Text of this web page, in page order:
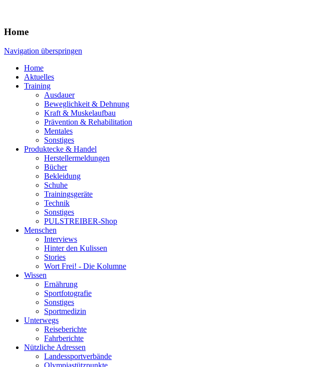
Home
Navigation überspringen
Home
Aktuelles
Training
Ausdauer
Beweglichkeit & Dehnung
Kraft & Muskelaufbau
Prävention & Rehabilitation
Mentales
Sonstiges
Produktecke & Handel
Herstellermeldungen
Bücher
Bekleidung
Schuhe
Trainingsgeräte
Technik
Sonstiges
PULSTREIBER-Shop
Menschen
Interviews
Hinter den Kulissen
Stories
Wort Frei! - Die Kolumne
Wissen
Ernährung
Sportfotografie
Sonstiges
Sportmedizin
Unterwegs
Reiseberichte
Fahrberichte
Nützliche Adressen
Landessportverbände